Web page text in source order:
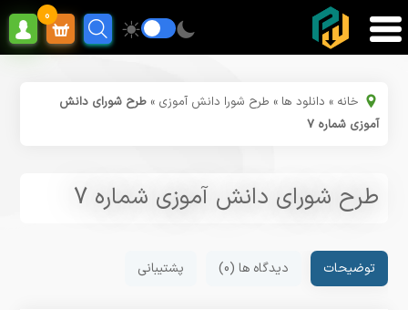
0
خانه » دانلود ها » طرح شورا دانش آموزی »طرح شورای دانش
آموزی شماره ۷
طرح شورای دانش آموزی شماره 7
توضیحات دیدگاه ها (0) پشتیبانی